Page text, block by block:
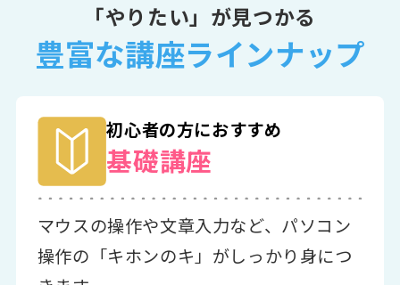
「やりたい」が見つかる
豊富な講座ラインナップ
初心者の方におすすめ
基礎講座
マウスの操作や文章入力など、パソコン
操作の「キホンのキ」がしっかり身につ